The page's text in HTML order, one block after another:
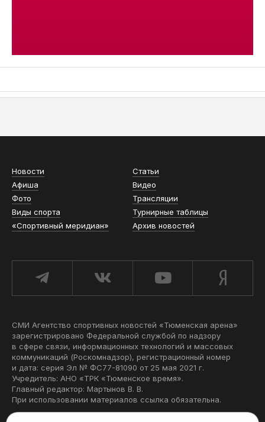
Новости
Статьи
Афиша
Видео
Фото
Трансляции
Виды спорта
Турнирные таблицы
«Спортивный меридиан»
Архив новостей
СМИ Агентство спортивных новостей «Тюменская арена»
зарегистрировано Федеральной службой по надзору
в сфере связи, информационных технологий и массовых
коммуникаций (Роскомнадзор), регистрационный номер
и дата: серия Эл № ФС77-81090 от 25 мая 2021 г.
Учредитель: АНО «ТРК «Тюменское время».
Главный редактор: Мартынов В. В.
При использовании материалов ссылка обязательна.